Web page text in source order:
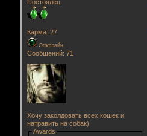
Постоялец
Карма: 27
Оффлайн
Сообщений: 71
Хочу заколдовать всех кошек и
натравить на собак)
Awards